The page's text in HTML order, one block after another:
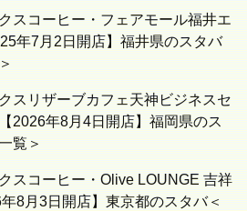
スコーヒー・フェアモール福井エ
年7月2日開店】福井県のスタバ
スリザーブカフェ天神ビジネスセ
2026年8月4日開店】福岡県のス
覧＞
スコーヒー・Olive LOUNGE 吉祥
8月3日開店】東京都のスタバ＜